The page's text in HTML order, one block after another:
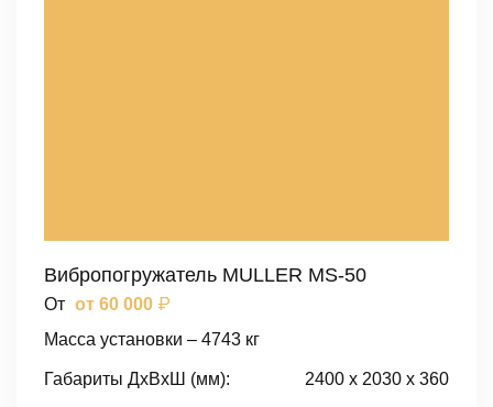
Вибропогружатель MULLER MS-50
От от 60 000 ₽
Масса установки – 4743 кг
Габариты ДxВxШ (мм): 2400 x 2030 x 360